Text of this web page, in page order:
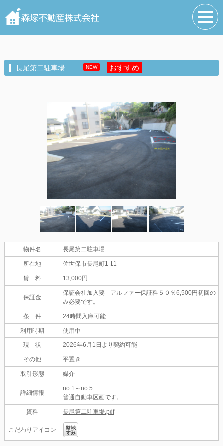
長尾第二駐車場 NEW おすすめ
物件名 長尾第二駐車場
所在地 佐世保市長尾町1-11
賃 料 13,000円
保証金
保証会社加入要 アルファー保証料５０％6,500円初回の
み必要です。
条 件 24時間入庫可能
利用時期 使用中
現 状 2026年6月1日より契約可能
その他 平置き
取引形態 媒介
詳細情報
no.1～no.5
普通自動車区画です。
資料 長尾第二駐車場.pdf
こだわりアイコン